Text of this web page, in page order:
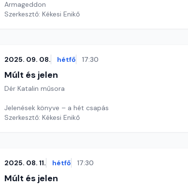
Armageddon
Szerkesztő: Kékesi Enikő
2025. 09. 08. hétfő 17:30
Múlt és jelen
Dér Katalin műsora
Jelenések könyve – a hét csapás
Szerkesztő: Kékesi Enikő
2025. 08. 11. hétfő 17:30
Múlt és jelen